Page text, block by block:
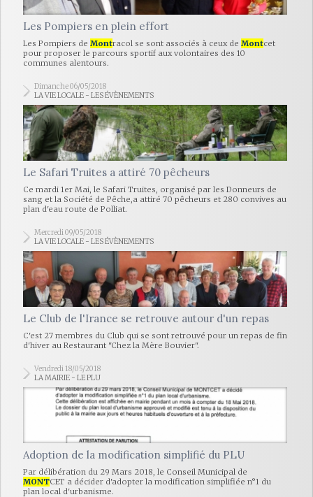
Les Pompiers en plein effort
Les Pompiers de Montracol se sont associés à ceux de Montcet
pour proposer le parcours sportif aux volontaires des 10
communes alentours.
Dimanche 06/05/2018
LA VIE LOCALE - LES ÉVÈNEMENTS
Le Safari Truites a attiré 70 pêcheurs
Ce mardi 1er Mai, le Safari Truites, organisé par les Donneurs de
sang et la Société de Pêche,a attiré 70 pêcheurs et 280 convives au
plan d'eau route de Polliat.
Mercredi 09/05/2018
LA VIE LOCALE - LES ÉVÈNEMENTS
Le Club de l'Irance se retrouve autour d'un repas
C'est 27 membres du Club qui se sont retrouvé pour un repas de fin
d'hiver au Restaurant "Chez la Mère Bouvier".
Vendredi 18/05/2018
LA MAIRIE - LE PLU
Adoption de la modification simplifié du PLU
Par délibération du 29 Mars 2018, le Conseil Municipal de
MONTCET a décider d'adopter la modification simplifiée n°1 du
plan local d'urbanisme.